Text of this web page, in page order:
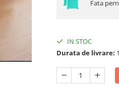
Fata
IN STOC
Durata de livrare: 1